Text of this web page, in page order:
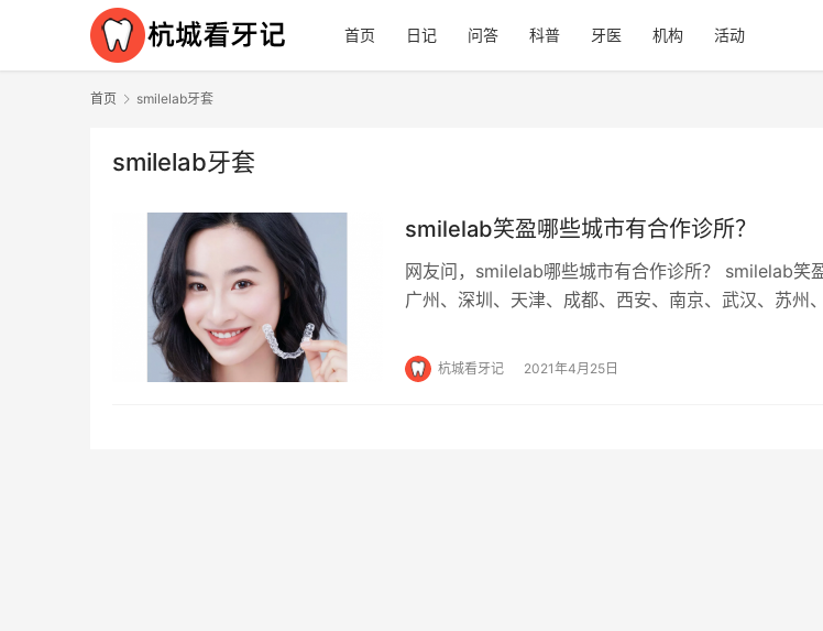
首页 日记 问答 科普 牙医 机构 活动
首页 smilelab牙套
smilelab牙套
smilelab笑盈哪些城市有合作诊所？
网友问，smilelab哪些城市有合作诊所？ smilelab笑
广州、深圳、天津、成都、西安、南京、武汉、苏州
杭城看牙记 2021年4月25日